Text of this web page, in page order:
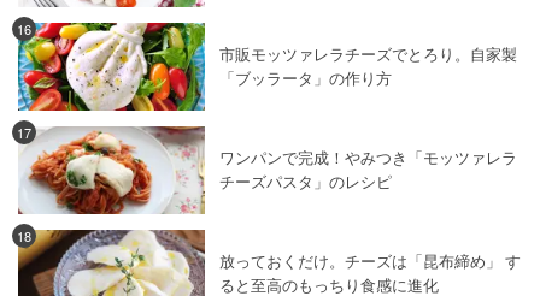
16
市販モッツァレラチーズでとろり。自家製
「ブッラータ」の作り方
17
ワンパンで完成！やみつき「モッツァレラ
チーズパスタ」のレシピ
18
放っておくだけ。チーズは「昆布締め」 す
ると至高のもっちり食感に進化